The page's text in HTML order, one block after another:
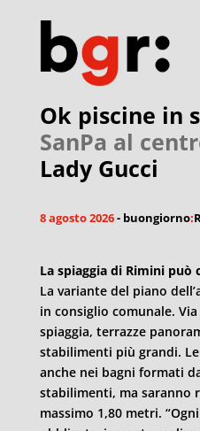
Ok piscine in
SanPa al
Lady Gucci
8 agosto 2026- buongiorno:
La spiaggia di Rimini può
La variante del piano
in consiglio comunale.
spiaggia, terrazze
stabilimenti più grandi.
anche nei bagni formati
stabilimenti, ma saranno
massimo 1,80 metri.